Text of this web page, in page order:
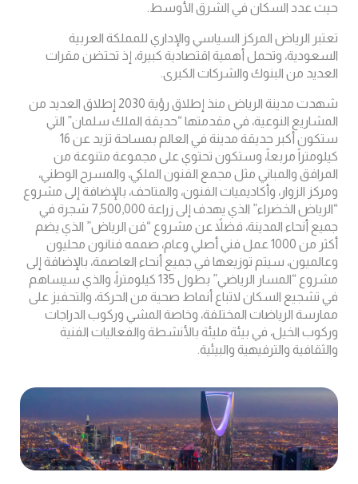
حيث عدد السكان في الشرق الأوسط.
تعتبر الرياض المركز السياسي والإداري للمملكة العربية
السعودية، وتحمل أهمية اقتصادية كبيرة، إذ تحتضن مقرات
العديد من البنوك والشركات الكبرى.
شهدت مدينة الرياض منذ إطلاق رؤية 2030 إطلاق العديد من
المشاريع النوعية، في مقدمتها “حديقة الملك سلمان” التي
ستكون أكبر حديقة مدينة في العالم بمساحة تزيد عن 16
كيلومتراً مربعاً، وستكون تحتوي على مجموعة متنوعة من
المرافق والمباني مثل مجمع الفنون الملكي، والمسرح الوطني،
ومركز الزوار، وأكاديميات الفنون، والمتاحف، بالإضافة إلى مشروع
“الرياض الخضراء” الذي يهدف إلى زراعة 7,500,000 شجرة في
جميع أنحاء المدينة، فضلاً عن مشروع “فن الرياض” الذي يضم
أكثر من 1000 عمل فني أصلي وعام، صممه فنانون محليون
وعالميون، سيتم توزيعها في جميع أنحاء العاصمة، بالإضافة إلى
مشروع “المسار الرياضي” بطول 135 كيلومتراً، والذي سيساهم
في تشجيع السكان لاتباع أنماط صحية من الحركة، والتحفيز على
ممارسة الرياضات المختلفة، وخاصة المشي وركوب الدراجات
وركوب الخيل، في بيئة مليئة بالأنشطة والفعاليات الفنية
والثقافية والترفيهية والبيئية.